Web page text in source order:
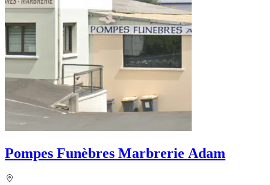
Pompes Funèbres Marbrerie Adam